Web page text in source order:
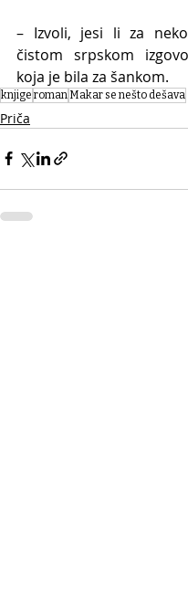
– Izvoli, jesi li za
čistom srpskom
koja je bila za šankom.
knjige roman Makar se nešto dešava
Priča